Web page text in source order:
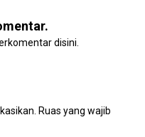
disini.
Ruas yang wajib